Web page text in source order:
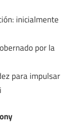
inicialmente
por la
para impulsar